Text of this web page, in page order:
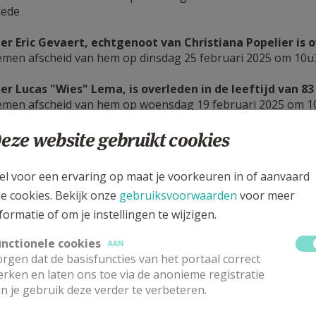
Eric Gevaert, echtgenoot van Christiana Popelier is
afscheid van hem op dinsdag 25 februari 2025 om
Lucas "Wies" Lema, is overleden in de leeftijd van
afscheid van hem op woensdag 19 februari 2025 om
Daniel Schelfthout, echtgenoot van Yvette
afscheid van hem op zaterdag 8 februari 2025 om
Jeannine Huybrecht, weduwe van Gerard
afscheid van haar op maandag 30 december 2024 om
Gerard Coen,weduwnaar van Lydia Vanluchene, is
afscheid van hem op zaterdag 28 december om 10.30
Emile Staelens, wedunaar van Lea De Muynck, is
website gebruikt cookies
voor een ervaring op maat je voorkeuren in of aanvaard
cookies. Bekijk onze gebruiksvoorwaarden voor meer
of om je instellingen te wijzigen.
cookies
AAN
dat de basisfuncties van het portaal correct
en laten ons toe via de anonieme registratie
je gebruik deze verder te verbeteren.